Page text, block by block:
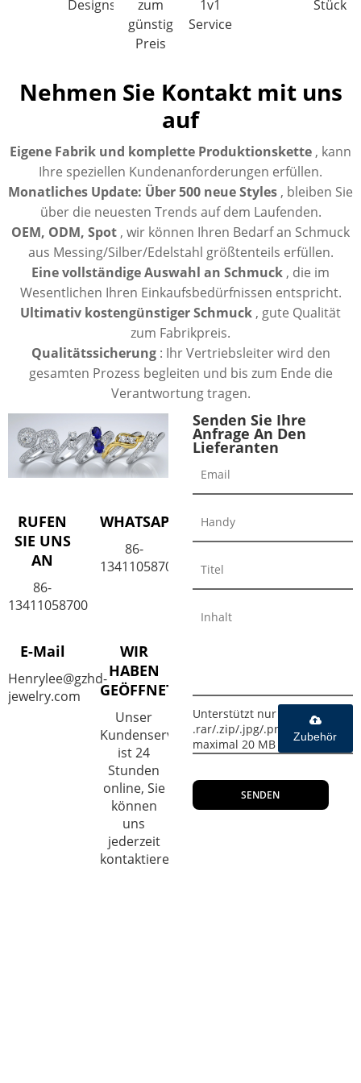
Designs
zum
günstigen
Preis
1v1
Service
Stück
Nehmen Sie Kontakt mit uns
auf
Eigene Fabrik und komplette Produktionskette , kann
Ihre speziellen Kundenanforderungen erfüllen.
Monatliches Update: Über 500 neue Styles , bleiben Sie
über die neuesten Trends auf dem Laufenden.
OEM, ODM, Spot , wir können Ihren Bedarf an Schmuck
aus Messing/Silber/Edelstahl größtenteils erfüllen.
Eine vollständige Auswahl an Schmuck , die im
Wesentlichen Ihren Einkaufsbedürfnissen entspricht.
Ultimativ kostengünstiger Schmuck , gute Qualität
zum Fabrikpreis.
Qualitätssicherung: Ihr Vertriebsleiter wird den
gesamten Prozess begleiten und bis zum Ende die
Verantwortung tragen.
RUFEN
SIE UNS
AN
86-
13411058700
WHATSAPP
86-
13411058700
E-Mail
Henrylee@gzhd-
jewelry.com
WIR
HABEN
GEÖFFNET
Unser
Kundenservice
ist 24
Stunden
online, Sie
können
uns
jederzeit
kontaktieren
Senden Sie Ihre
Anfrage An Den
Lieferanten
Unterstützt nur
.rar/.zip/.jpg/.png/.gif/.doc/
maximal 20 MB
Zubehör
SENDEN